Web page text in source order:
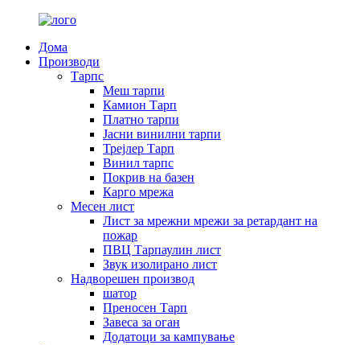
Дома
Производи
Тарпс
Меш тарпи
Камион Тарп
Платно тарпи
Јасни винилни тарпи
Трејлер Тарп
Винил тарпс
Покрив на базен
Карго мрежа
Месен лист
Лист за мрежни мрежи за ретардант на
пожар
ПВЦ Тарпаулин лист
Звук изолирано лист
Надворешен производ
шатор
Преносен Тарп
Завеса за оган
Додатоци за кампување